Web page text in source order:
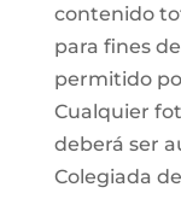
contenido
para fines
permitido
Cualquier
deberá ser
Colegiada